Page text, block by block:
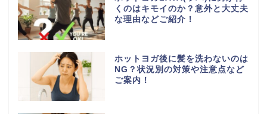
くのはキモイのか？意外と大丈夫
な理由などご紹介！
ホットヨガ後に髪を洗わないのは
NG？状況別の対策や注意点など
ご案内！